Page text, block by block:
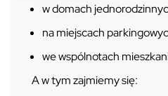
w domach
na miejscach
we wspólnotach
A w tym zajmiemy się: